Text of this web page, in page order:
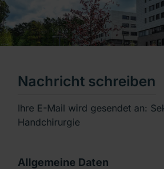
AKTUELLES
NOTFALL
Nachricht schreiben
Ihre E-Mail wird gesendet an:
Handchirurgie
Allgemeine Daten